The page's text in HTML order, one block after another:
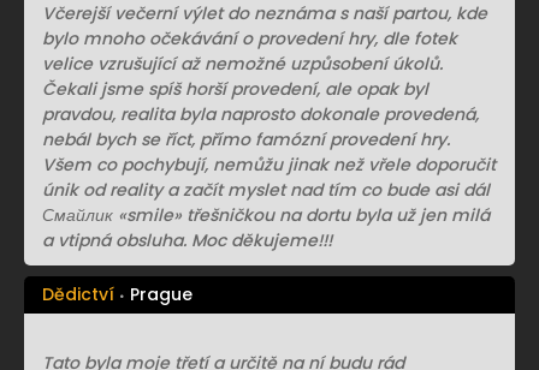
Včerejší večerní výlet do neznáma s naší partou, kde
bylo mnoho očekávání o provedení hry, dle fotek
velice vzrušující až nemožné uzpůsobení úkolů.
Čekali jsme spíš horší provedení, ale opak byl
pravdou, realita byla naprosto dokonale provedená,
nebál bych se říct, přímo famózní provedení hry.
Všem co pochybují, nemůžu jinak než vřele doporučit
únik od reality a začít myslet nad tím co bude asi dál
Смайлик «smile» třešničkou na dortu byla už jen milá
a vtipná obsluha. Moc děkujeme!!!
Dědictví Prague
Tato byla moje třetí a určitě na ní budu rád